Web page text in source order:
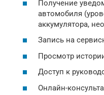
Получение
автомобиля
аккумулятора,
Запись на
Просмотр
Доступ к
Онлайн-